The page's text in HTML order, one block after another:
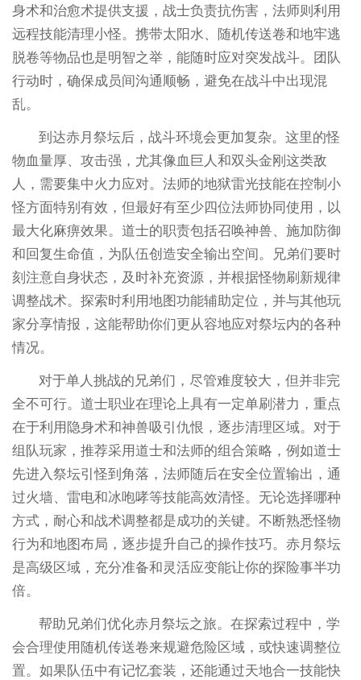
身术和治愈术提供支援，战士负责抗伤害，法师则利用
远程技能清理小怪。携带太阳水、随机传送卷和地牢逃
脱卷等物品也是明智之举，能随时应对突发战斗。团队
行动时，确保成员间沟通顺畅，避免在战斗中出现混
乱。
到达赤月祭坛后，战斗环境会更加复杂。这里的怪
物血量厚、攻击强，尤其像血巨人和双头金刚这类敌
人，需要集中火力应对。法师的地狱雷光技能在控制小
怪方面特别有效，但最好有至少四位法师协同使用，以
最大化麻痹效果。道士的职责包括召唤神兽、施加防御
和回复生命值，为队伍创造安全输出空间。兄弟们要时
刻注意自身状态，及时补充资源，并根据怪物刷新规律
调整战术。探索时利用地图功能辅助定位，并与其他玩
家分享情报，这能帮助你们更从容地应对祭坛内的各种
情况。
对于单人挑战的兄弟们，尽管难度较大，但并非完
全不可行。道士职业在理论上具有一定单刷潜力，重点
在于利用隐身术和神兽吸引仇恨，逐步清理区域。对于
组队玩家，推荐采用道士和法师的组合策略，例如道士
先进入祭坛引怪到角落，法师随后在安全位置输出，通
过火墙、雷电和冰咆哮等技能高效清怪。无论选择哪种
方式，耐心和战术调整都是成功的关键。不断熟悉怪物
行为和地图布局，逐步提升自己的操作技巧。赤月祭坛
是高级区域，充分准备和灵活应变能让你的探险事半功
倍。
帮助兄弟们优化赤月祭坛之旅。在探索过程中，学
会合理使用随机传送卷来规避危险区域，或快速调整位
置。如果队伍中有记忆套装，还能通过天地合一技能快